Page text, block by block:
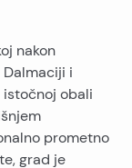
nakon
Dalmaciji i
istočnoj obali
prometno
grad je